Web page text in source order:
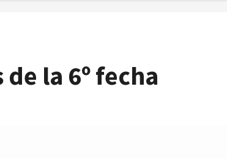
la 6º fecha